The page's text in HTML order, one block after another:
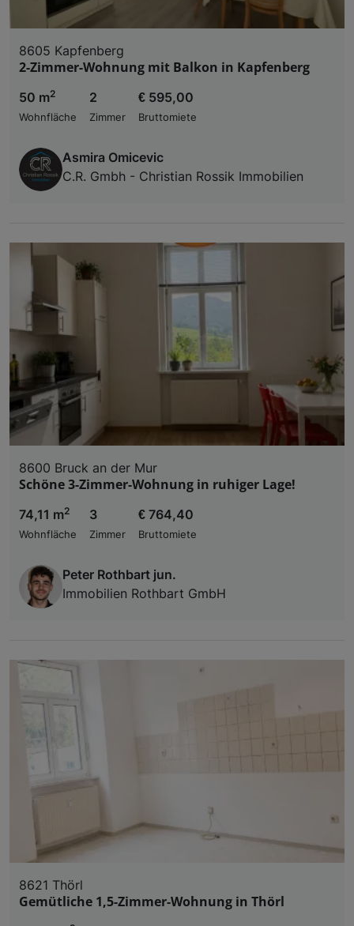
8605 Kapfenberg
2-Zimmer-Wohnung mit Balkon in Kapfenberg
50 m2
Wohnfläche
2
Zimmer
€ 595,00
Bruttomiete
Asmira Omicevic
C.R. Gmbh - Christian Rossik Immobilien
8600 Bruck an der Mur
Schöne 3-Zimmer-Wohnung in ruhiger Lage!
74,11 m2
Wohnfläche
3
Zimmer
€ 764,40
Bruttomiete
Peter Rothbart jun.
Immobilien Rothbart GmbH
8621 Thörl
Gemütliche 1,5-Zimmer-Wohnung in Thörl